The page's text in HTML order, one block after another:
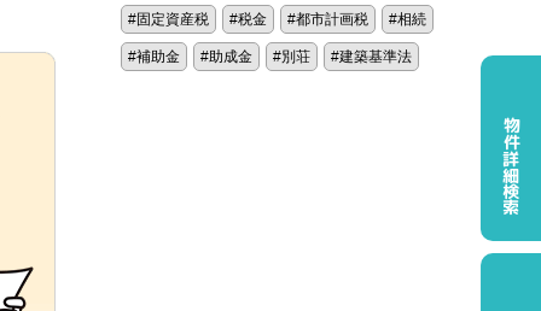
物件詳細検索
固定資産税 税金 都市計画税 相続
補助金 助成金 別荘 建築基準法